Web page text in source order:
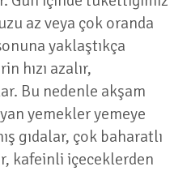
az veya çok oranda
yaklaştıkça
hızı azalır,
Bu nedenle akşam
yemekler yemeye
gıdalar, çok baharatlı
kafeinli içeceklerden